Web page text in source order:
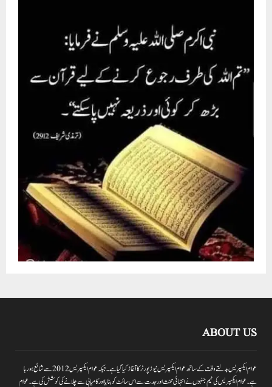
ABOUT US
عوام ایکسپریس بدلتے وقت کے ساتھ عوام ایکسپریس نیوز پورٹر کا آغاز کیا گیا ہے۔جبکہ عوام ایکسپریس 2012سے شائع ہورہا
ہے۔ عوام ایکسپریس کی ٹیم جنہوں نے انتہائی محنت اور جدت سے اس سائٹ کو بنایا اور کامیابی سے چلانے کی کوشش کی ہے۔عوام